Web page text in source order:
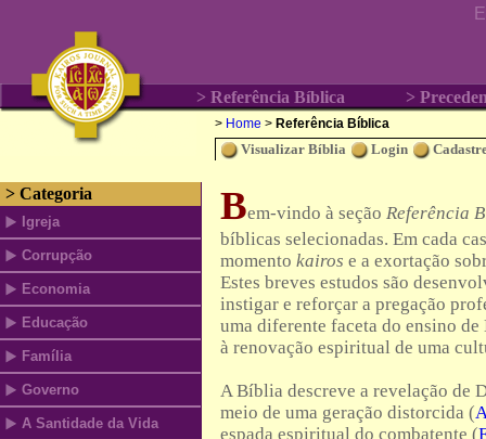
> Referência Bíblica >
> Home > Referência Bíblica
Visualizar Bíblia Login
> Categoria
Igreja
Corrupção
Economia
Educação
Família
Governo
A Santidade da Vida
Bem-vindo à seção Referência
bíblicas selecionadas. Em cada
momento kairos e a exortação
Estes breves estudos são
instigar e reforçar a pregação
uma diferente faceta do ensino
à renovação espiritual de uma
A Bíblia descreve a revelação de
meio de uma geração distorcida (
espada espiritual do combatente (